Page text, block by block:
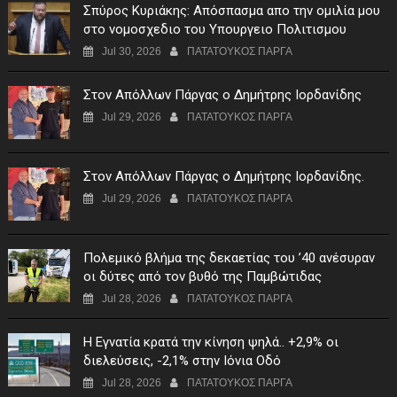
Σπύρος Κυριάκης: Απόσπασμα απο την ομιλία μου
στο νομοσχεδιο του Υπουργειο Πολιτισμου
Jul 30, 2026 ΠΑΤΑΤΟΥΚΟΣ ΠΑΡΓΑ
Στον Απόλλων Πάργας ο Δημήτρης Ιορδανίδης
Jul 29, 2026 ΠΑΤΑΤΟΥΚΟΣ ΠΑΡΓΑ
Στον Απόλλων Πάργας ο Δημήτρης Ιορδανίδης.
Jul 29, 2026 ΠΑΤΑΤΟΥΚΟΣ ΠΑΡΓΑ
Πολεμικό βλήμα της δεκαετίας του ’40 ανέσυραν
οι δύτες από τον βυθό της Παμβώτιδας
Jul 28, 2026 ΠΑΤΑΤΟΥΚΟΣ ΠΑΡΓΑ
Η Εγνατία κρατά την κίνηση ψηλά.. +2,9% οι
διελεύσεις, -2,1% στην Ιόνια Οδό
Jul 28, 2026 ΠΑΤΑΤΟΥΚΟΣ ΠΑΡΓΑ